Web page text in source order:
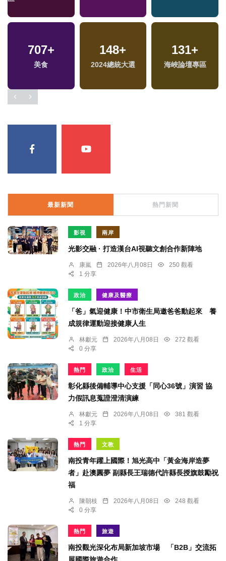
707+
美食
148+
2024總統大選
131+
海峽論壇專區
3978+
旅遊
208+
司法放大鏡
6696+
綜合
最新新聞 熱門新聞
影視 兩岸
光影交融 · 打造漢台AI視聽文創合作新陣地
康嵐 2026年八月08日
250 觀看
1 分享
政治 健康及醫療
「爸」氣迎健康！中市衛生局邀爸爸動起來 養
成規律運動迎接健康人生
林獻元 2026年八月08日
272 觀看
0 分享
熱門 政治 生活
彰化縣後備輔導中心支援「同心36號」演習 協
力假訊息蒐證澄清演練
林獻元 2026年八月08日
381 觀看
1 分享
熱門 文教
南投青年躍上國際！旭光高中「黃金海岸造夢
者」赴澳圓夢 副縣長王瑞德代許縣長授旗鼓勵祝
福
陳朝枝 2026年八月08日
248 觀看
0 分享
熱門 旅遊
南投觀光深化布局新加坡市場 「B2B」交流拓